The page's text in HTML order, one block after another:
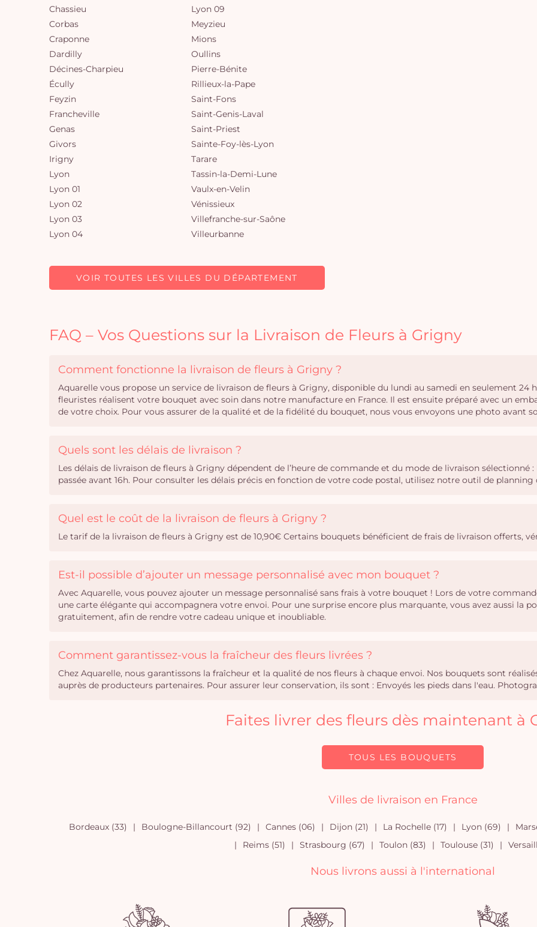
Chassieu
Corbas
Craponne
Dardilly
Décines-Charpieu
Écully
Feyzin
Francheville
Genas
Givors
Irigny
Lyon
Lyon 01
Lyon 02
Lyon 03
Lyon 04
Lyon 09
Meyzieu
Mions
Oullins
Pierre-Bénite
Rillieux-la-Pape
Saint-Fons
Saint-Genis-Laval
Saint-Priest
Sainte-Foy-lès-Lyon
Tarare
Tassin-la-Demi-Lune
Vaulx-en-Velin
Vénissieux
Villefranche-sur-Saône
Villeurbanne
VOIR TOUTES LES VILLES DU DÉPARTEMENT
FAQ – Vos Questions sur la Livraison de Fleurs à Grigny
Comment fonctionne la livraison de fleurs à Grigny ?
Aquarelle vous propose un service de livraison de fleurs à Grigny, disponible du lundi au samedi en seulement 24
fleuristes réalisent votre bouquet avec soin dans notre manufacture en France. Il est ensuite préparé avec un
de votre choix. Pour vous assurer de la qualité et de la fidélité du bouquet, nous vous envoyons une photo avant
Quels sont les délais de livraison ?
Les délais de livraison de fleurs à Grigny dépendent de l’heure de commande et du mode de livraison
passée avant 16h. Pour consulter les délais précis en fonction de votre code postal, utilisez notre outil de
Quel est le coût de la livraison de fleurs à Grigny ?
Le tarif de la livraison de fleurs à Grigny est de 10,90€ Certains bouquets bénéficient de frais de livraison offerts,
Est-il possible d’ajouter un message personnalisé avec mon bouquet ?
Avec Aquarelle, vous pouvez ajouter un message personnalisé sans frais à votre bouquet ! Lors de votre
une carte élégante qui accompagnera votre envoi. Pour une surprise encore plus marquante, vous avez aussi la
gratuitement, afin de rendre votre cadeau unique et inoubliable.
Comment garantissez-vous la fraîcheur des fleurs livrées ?
Chez Aquarelle, nous garantissons la fraîcheur et la qualité de nos fleurs à chaque envoi. Nos bouquets sont
auprès de producteurs partenaires. Pour assurer leur conservation, ils sont : Envoyés les pieds dans l'eau.
Faites livrer des fleurs dès maintenant à
TOUS LES BOUQUETS
Villes de livraison en France
Bordeaux (33) Boulogne-Billancourt (92) Cannes (06) Dijon (21) La Rochelle (17) Lyon (69)
Reims (51)
Strasbourg (67) Toulon (83) Toulouse (31)
Nous livrons aussi à l'international